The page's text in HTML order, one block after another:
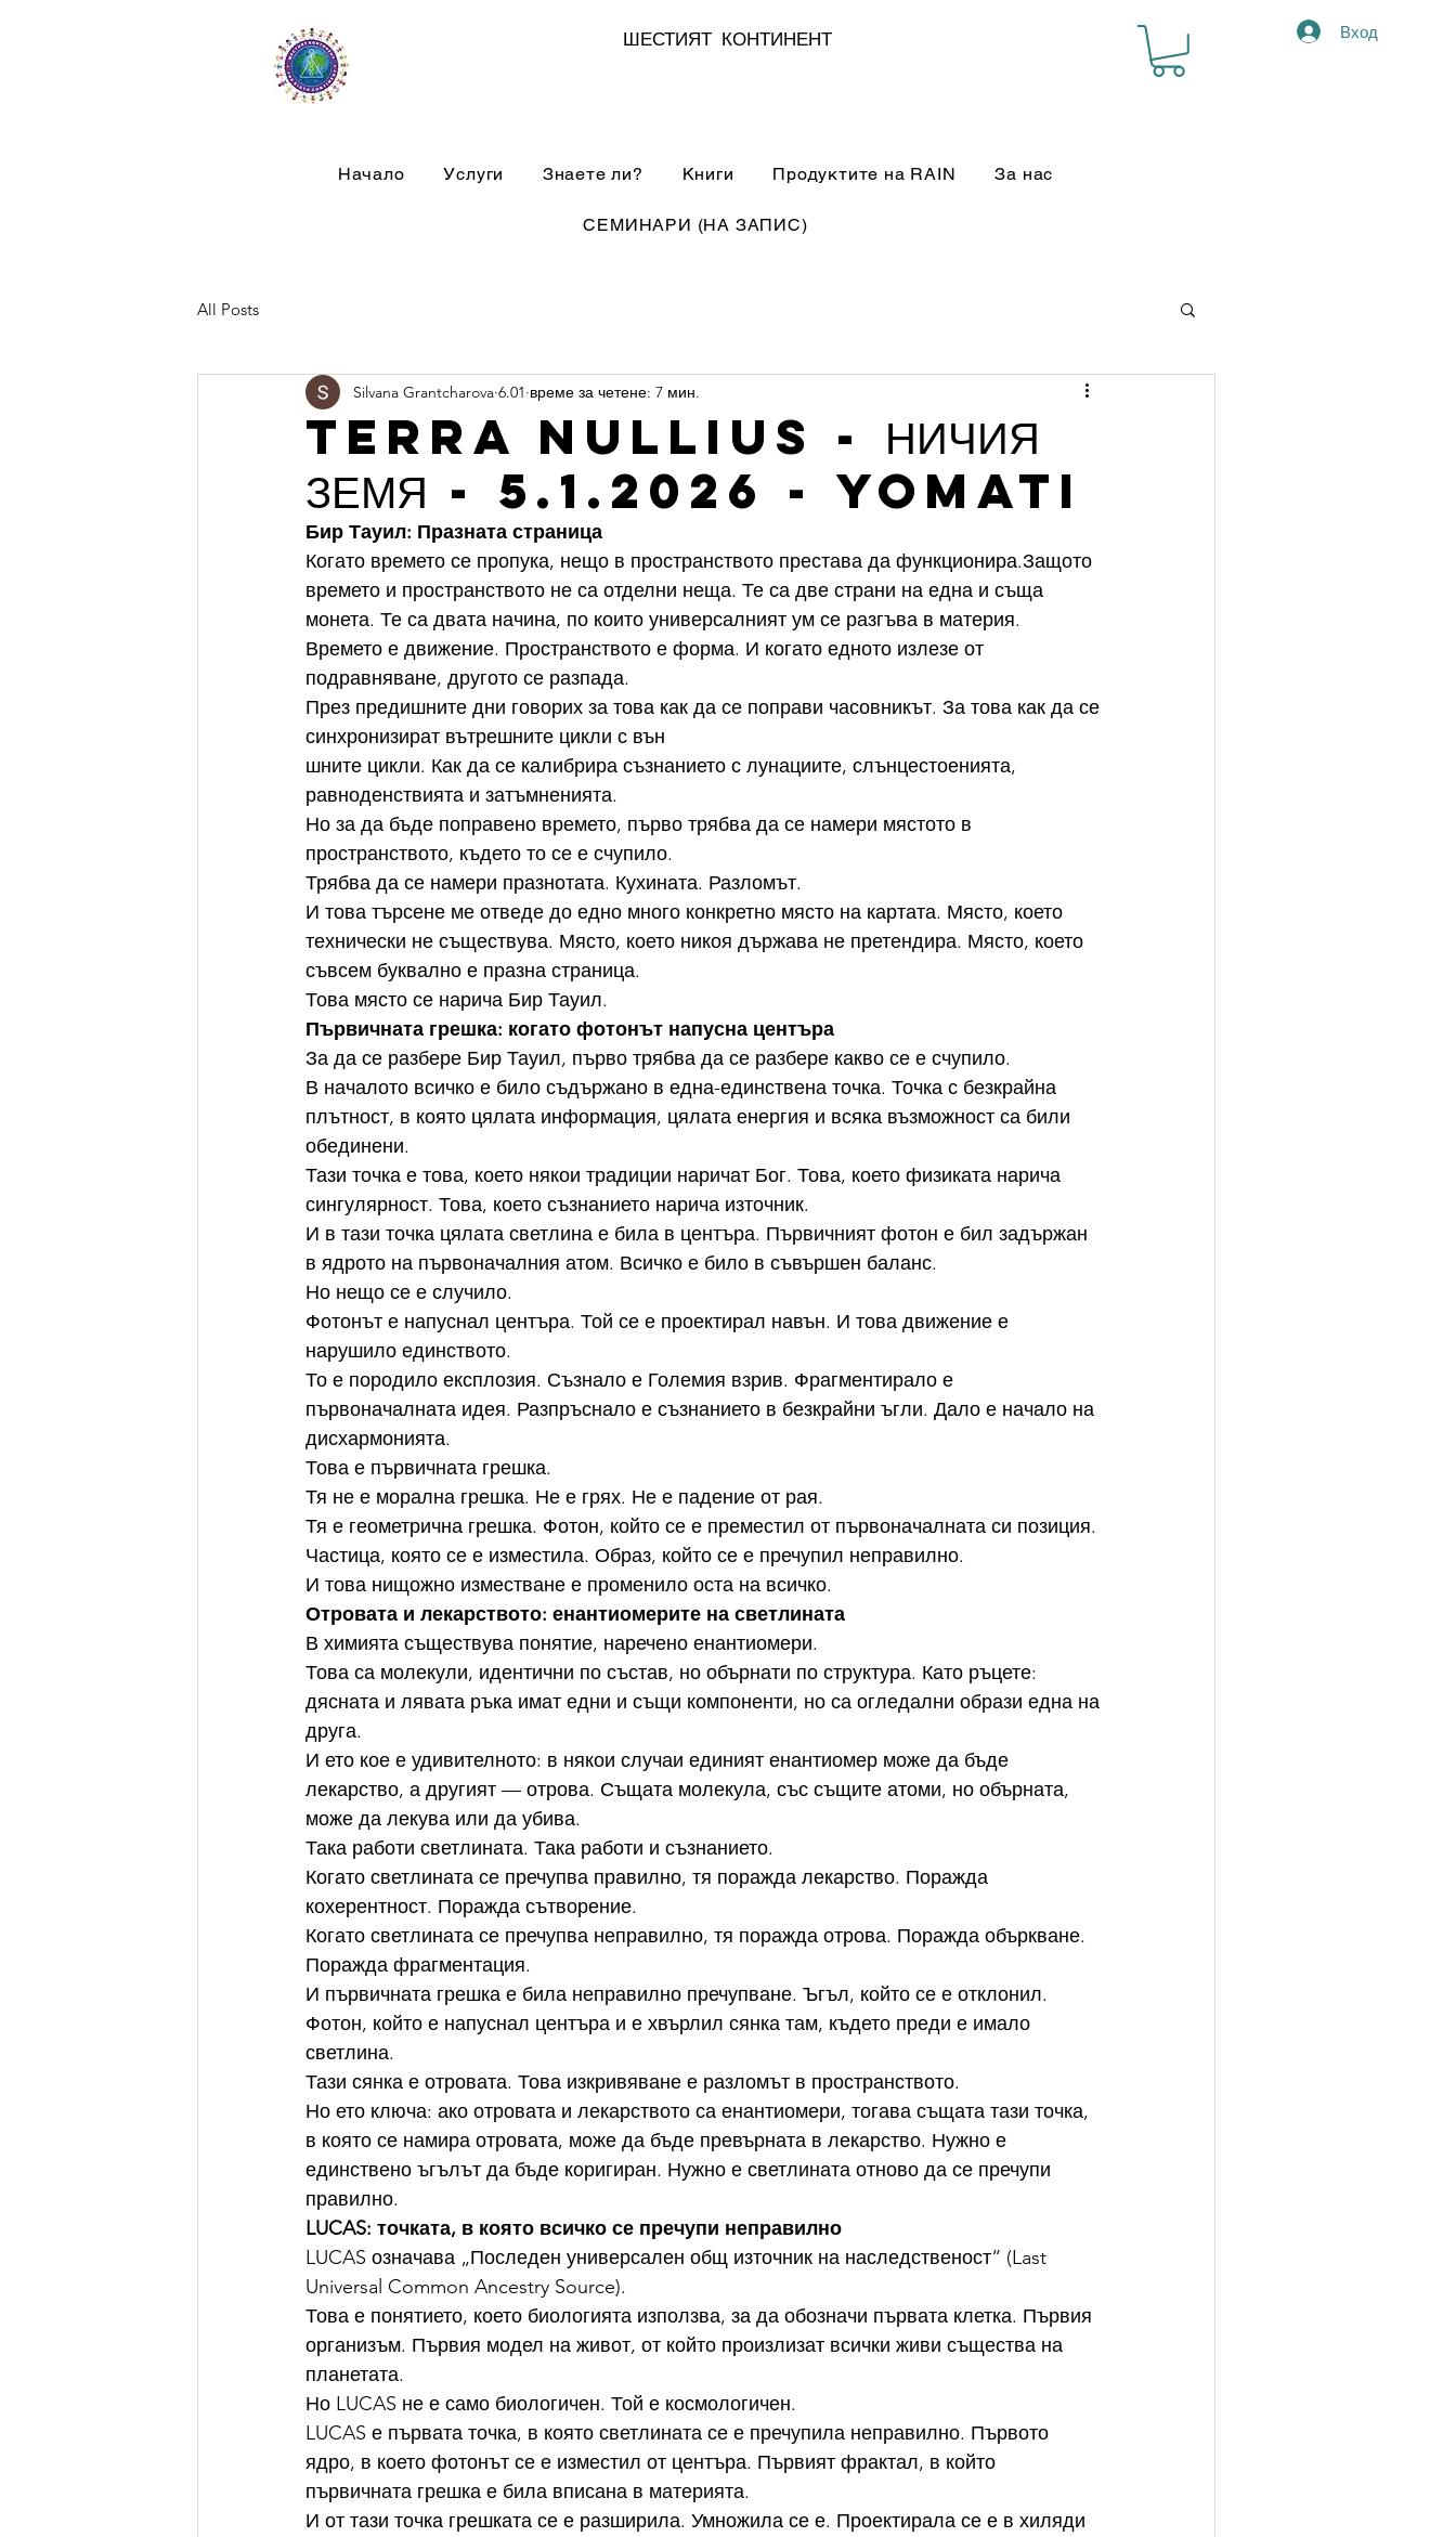
ШЕСТИЯТ КОНТИНЕНТ Вход
Начало Услуги Знаете ли? Книги Продуктите на RAIN За нас
СЕМИНАРИ (НА ЗАПИС)
All Posts
Terra nullius - НИЧИЯ
ЗЕМЯ - 5.1.2026 - YOMATI
Silvana Grantcharova 6.01 време за четене: 7 мин.
Бир Тауил: Празната страница
Когато времето се пропука, нещо в пространството престава да функционира.Защото
времето и пространството не са отделни неща. Те са две страни на една и съща
монета. Те са двата начина, по които универсалният ум се разгъва в материя.
Времето е движение. Пространството е форма. И когато едното излезе от
подравняване, другото се разпада.
През предишните дни говорих за това как да се поправи часовникът. За това как да се
синхронизират вътрешните цикли с вън
шните цикли. Как да се калибрира съзнанието с лунациите, слънцестоенията,
равноденствията и затъмненията.
Но за да бъде поправено времето, първо трябва да се намери мястото в
пространството, където то се е счупило.
Трябва да се намери празнотата. Кухината. Разломът.
И това търсене ме отведе до едно много конкретно място на картата. Място, което
технически не съществува. Място, което никоя държава не претендира. Място, което
съвсем буквално е празна страница.
Това място се нарича Бир Тауил.
Първичната грешка: когато фотонът напусна центъра
За да се разбере Бир Тауил, първо трябва да се разбере какво се е счупило.
В началото всичко е било съдържано в една-единствена точка. Точка с безкрайна
плътност, в която цялата информация, цялата енергия и всяка възможност са били
обединени.
Тази точка е това, което някои традиции наричат Бог. Това, което физиката нарича
сингулярност. Това, което съзнанието нарича източник.
И в тази точка цялата светлина е била в центъра. Първичният фотон е бил задържан
в ядрото на първоначалния атом. Всичко е било в съвършен баланс.
Но нещо се е случило.
Фотонът е напуснал центъра. Той се е проектирал навън. И това движение е
нарушило единството.
То е породило експлозия. Съзнало е Големия взрив. Фрагментирало е
първоначалната идея. Разпръснало е съзнанието в безкрайни ъгли. Дало е начало на
дисхармонията.
Това е първичната грешка.
Тя не е морална грешка. Не е грях. Не е падение от рая.
Тя е геометрична грешка. Фотон, който се е преместил от първоначалната си позиция.
Частица, която се е изместила. Образ, който се е пречупил неправилно.
И това нищожно изместване е променило оста на всичко.
Отровата и лекарството: енантиомерите на светлината
В химията съществува понятие, наречено енантиомери.
Това са молекули, идентични по състав, но обърнати по структура. Като ръцете:
дясната и лявата ръка имат едни и същи компоненти, но са огледални образи една на
друга.
И ето кое е удивителното: в някои случаи единият енантиомер може да бъде
лекарство, а другият — отрова. Същата молекула, със същите атоми, но обърната,
може да лекува или да убива.
Така работи светлината. Така работи и съзнанието.
Когато светлината се пречупва правилно, тя поражда лекарство. Поражда
кохерентност. Поражда сътворение.
Когато светлината се пречупва неправилно, тя поражда отрова. Поражда объркване.
Поражда фрагментация.
И първичната грешка е била неправилно пречупване. Ъгъл, който се е отклонил.
Фотон, който е напуснал центъра и е хвърлил сянка там, където преди е имало
светлина.
Тази сянка е отровата. Това изкривяване е разломът в пространството.
Но ето ключа: ако отровата и лекарството са енантиомери, тогава същата тази точка,
в която се намира отровата, може да бъде превърната в лекарство. Нужно е
единствено ъгълът да бъде коригиран. Нужно е светлината отново да се пречупи
правилно.
LUCAS: точката, в която всичко се пречупи неправилно
LUCAS означава „Последен универсален общ източник на наследственост“ (Last
Universal Common Ancestry Source).
Това е понятието, което биологията използва, за да обозначи първата клетка. Първия
организъм. Първия модел на живот, от който произлизат всички живи същества на
планетата.
Но LUCAS не е само биологичен. Той е космологичен.
LUCAS е първата точка, в която светлината се е пречупила неправилно. Първото
ядро, в което фотонът се е изместил от центъра. Първият фрактал, в който
първичната грешка е била вписана в материята.
И от тази точка грешката се е разширила. Умножила се е. Проектирала се е в хиляди